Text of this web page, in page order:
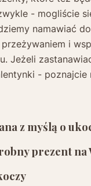
- mogliście
namawiać
i
Jeżeli
- poznajcie
z myślą o
prezent na